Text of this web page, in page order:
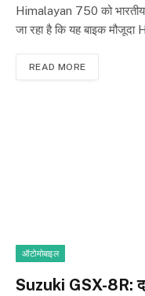
Himalayan 750 को भारतीय
जा रहा है कि यह बाइक
READ MORE
ऑटोमोबाइल
Suzuki GSX-8R: